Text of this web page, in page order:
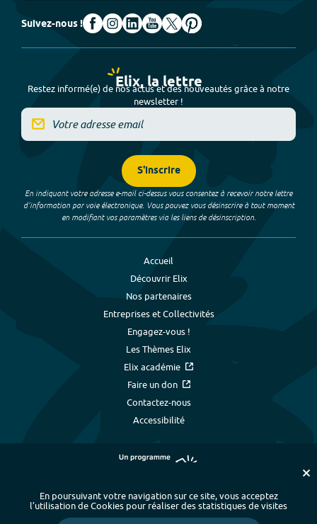
Suivez-nous !
Elix, la lettre
Restez informé(e) de nos actus et des nouveautés grâce à notre
newsletter !
S'inscrire
En indiquant votre adresse e-mail ci-dessus vous consentez à recevoir notre lettre
d’information par voie électronique. Vous pouvez vous désinscrire à tout moment
en modifiant vos paramètres via les liens de désinscription.
Accueil
Découvrir Elix
Nos partenaires
Entreprises et Collectivités
Engagez-vous !
Les Thèmes Elix
Elix académie
Faire un don
Contactez-nous
Accessibilité
Plan du site - Index alphabétique -
En poursuivant votre navigation sur ce site, vous acceptez
l’utilisation de Cookies pour réaliser des statistiques de visites